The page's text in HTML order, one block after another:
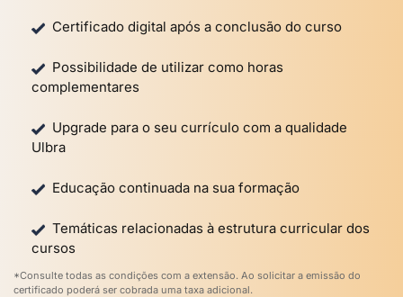
Certificado digital após a conclusão do curso
Possibilidade de utilizar como horas
complementares
Upgrade para o seu currículo com a qualidade
Ulbra
Educação continuada na sua formação
Temáticas relacionadas à estrutura curricular dos
cursos
*Consulte todas as condições com a extensão. Ao solicitar a emissão do
certificado poderá ser cobrada uma taxa adicional.